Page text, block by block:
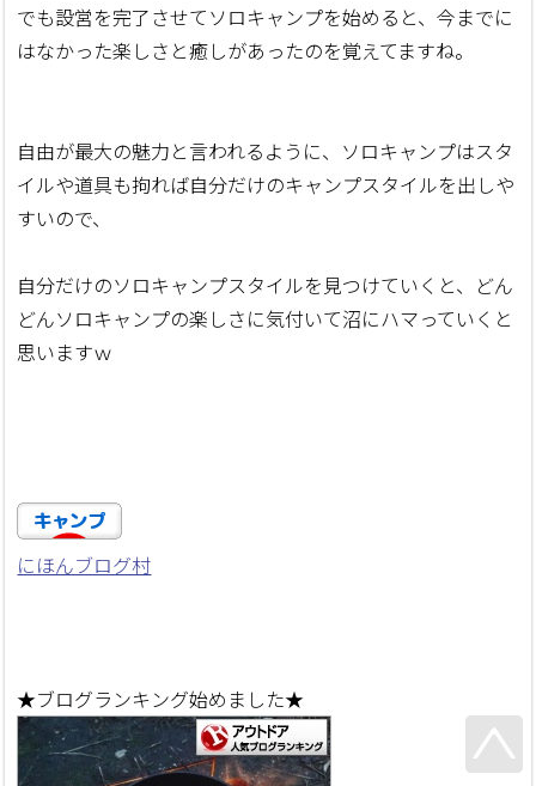
でも設営を完了させてソロキャンプを始めると、今までに
はなかった楽しさと癒しがあったのを覚えてますね。
自由が最大の魅力と言われるように、ソロキャンプはスタ
イルや道具も拘れば自分だけのキャンプスタイルを出しや
すいので、
自分だけのソロキャンプスタイルを見つけていくと、どん
どんソロキャンプの楽しさに気付いて沼にハマっていくと
思いますｗ
にほんブログ村
★ブログランキング始めました★